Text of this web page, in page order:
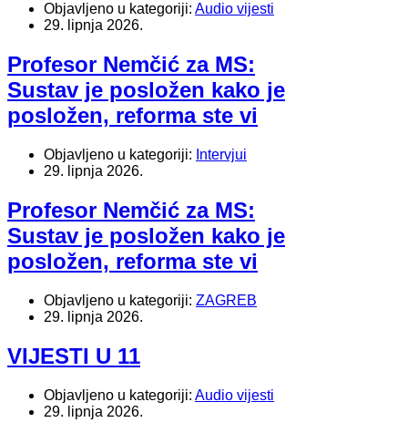
Objavljeno u kategoriji: Audio vijesti
29. lipnja 2026.
Profesor Nemčić za MS:
Sustav je posložen kako je
posložen, reforma ste vi
Objavljeno u kategoriji: Intervjui
29. lipnja 2026.
Profesor Nemčić za MS:
Sustav je posložen kako je
posložen, reforma ste vi
Objavljeno u kategoriji: ZAGREB
29. lipnja 2026.
VIJESTI U 11
Objavljeno u kategoriji: Audio vijesti
29. lipnja 2026.